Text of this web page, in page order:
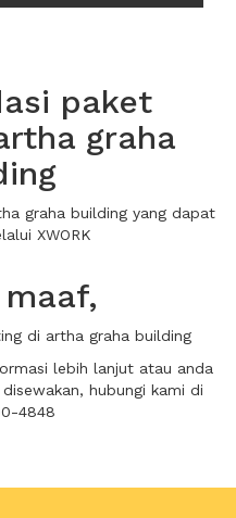
paket
graha
graha building yang dapat
XWORK
di artha graha building
lebih lanjut atau anda
hubungi kami di
4848